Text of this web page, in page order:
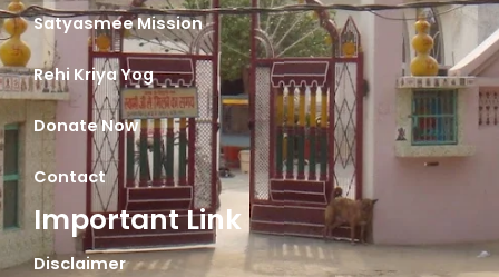
Satyasmee Mission
Rehi Kriya Yog
Donate Now
Contact
Important Link
Disclaimer